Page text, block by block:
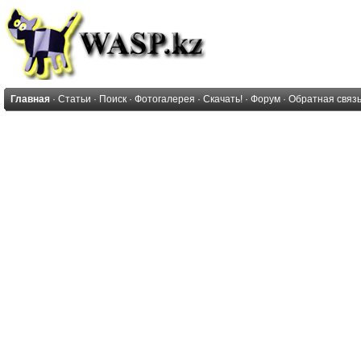
Главная · Статьи · Поиск · Фотогалерея · Скачать! · Форум · Обратная связь